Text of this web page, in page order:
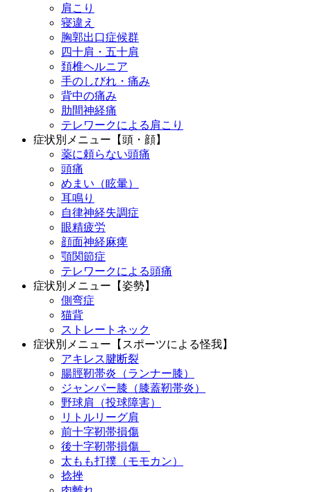
肩こり
寝違え
胸郭出口症候群
四十肩・五十肩
頚椎ヘルニア
手のしびれ・痛み
背中の痛み
肋間神経痛
テレワークによる肩こり
症状別メニュー【頭・顔】
薬に頼らない頭痛
頭痛
めまい（眩暈）
耳鳴り
自律神経失調症
眼精疲労
顔面神経麻痺
顎関節症
テレワークによる頭痛
症状別メニュー【姿勢】
側弯症
猫背
ストレートネック
症状別メニュー【スポーツによる怪我】
アキレス腱断裂
腸脛靭帯炎（ランナー膝）
ジャンパー膝（膝蓋靭帯炎）
野球肩（投球障害）
リトルリーグ肩
前十字靭帯損傷
後十字靭帯損傷
太もも打撲（モモカン）
捻挫